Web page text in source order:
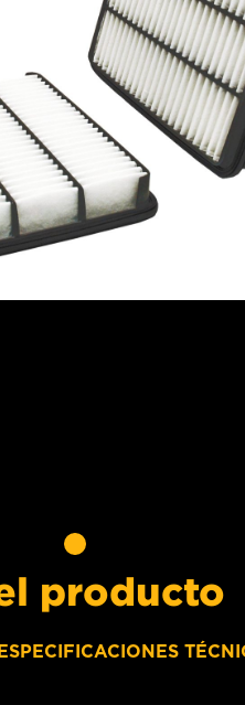
producto